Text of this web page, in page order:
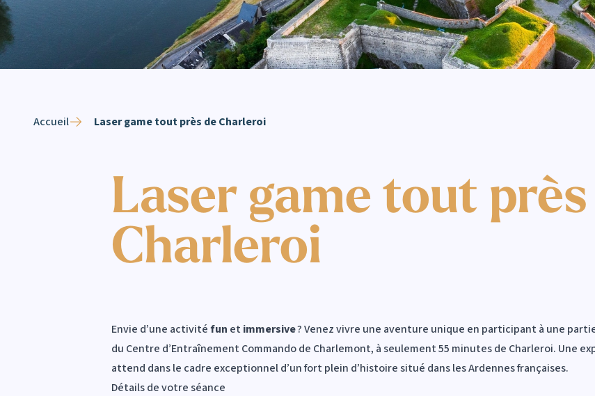
Accueil Laser game tout près de Charleroi
Laser game tout près
Charleroi
Envie d’une activitéfun et immersive? Venez vivre une aventure unique en participant à une
du Centre d’Entraînement Commando de Charlemont, à seulement 55 minutes de Charleroi. Une
attend dans le cadre exceptionnel d’un fort plein d’histoire situé dans les Ardennes françaises.
Détails de votre séance